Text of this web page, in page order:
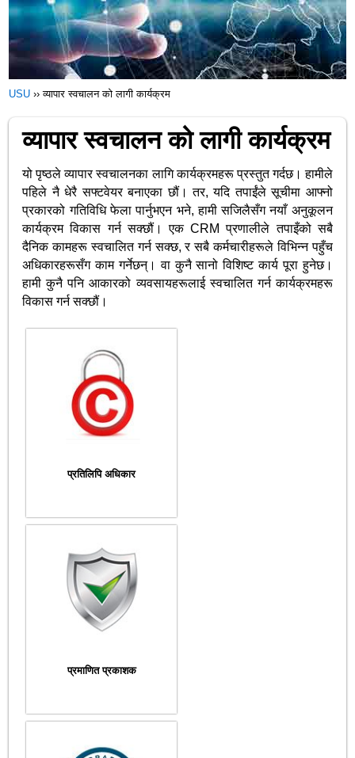
USU ››व्यापार स्वचालन को लागी कार्यक्रम
व्यापार स्वचालन को लागी कार्यक्रम
यो पृष्ठले व्यापार स्वचालनका लागि कार्यक्रमहरू प्रस्तुत गर्दछ। हामीले
पहिले नै धेरै सफ्टवेयर बनाएका छौं। तर, यदि तपाईंले सूचीमा आफ्नो
प्रकारको गतिविधि फेला पार्नुभएन भने, हामी सजिलैसँग नयाँ अनुकूलन
कार्यक्रम विकास गर्न सक्छौं। एक CRM प्रणालीले तपाइँको सबै
दैनिक कामहरू स्वचालित गर्न सक्छ, र सबै कर्मचारीहरूले विभिन्न पहुँच
अधिकारहरूसँग काम गर्नेछन्। वा कुनै सानो विशिष्ट कार्य पूरा हुनेछ।
हामी कुनै पनि आकारको व्यवसायहरूलाई स्वचालित गर्न कार्यक्रमहरू
विकास गर्न सक्छौं।
प्रतिलिपि अधिकार
प्रमाणित प्रकाशक